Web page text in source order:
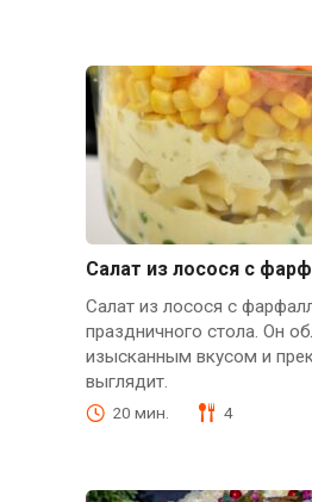
Салат из лосося с
Салат из лосося с
праздничного стола. Он
изысканным вкусом и
выглядит.
20 мин. 4